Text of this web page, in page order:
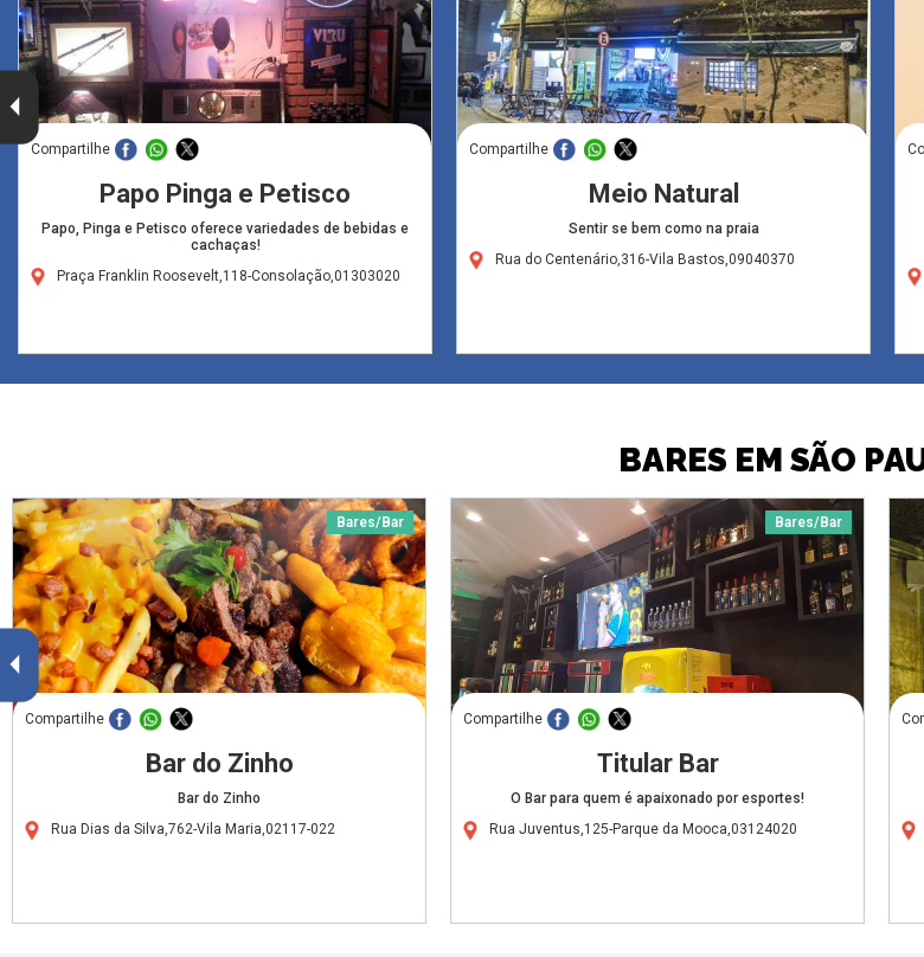
Compartilhe
Papo Pinga e Petisco
Papo, Pinga e Petisco oferece variedades de bebidas e
cachaças!
Praça Franklin Roosevelt,118-Consolação,01303020
Compartilhe
Meio Natural
Sentir se bem como na praia
Rua do Centenário,316-Vila Bastos,09040370
BARES EM SÃO
Bares/Bar
Compartilhe
Bar do Zinho
Bar do Zinho
Rua Dias da Silva,762-Vila Maria,02117-022
Bares/Bar
Compartilhe
Titular Bar
O Bar para quem é apaixonado por esportes!
Rua Juventus,125-Parque da Mooca,03124020